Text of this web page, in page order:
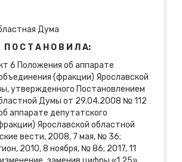
Дума
П О С Т А Н О В И Л А:
6 Положения об аппарате
(фракции) Ярославской
утвержденного Постановлением
Думы от 29.04.2008 № 112
аппарате депутатского
Ярославской областной
вести, 2008, 7 мая, № 36;
2010, 8 ноября, № 86; 2017, 11